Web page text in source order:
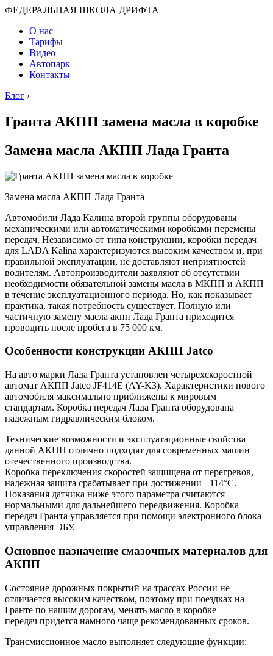
ФЕДЕРАЛЬНАЯ ШКОЛА ДРИФТА
О нас
Тарифы
Видео
Автопарк
Контакты
Блог ›
Гранта АКПП замена масла в коробке
Замена масла АКПП Лада Гранта
Замена масла АКПП Лада Гранта
Автомобили Лада Калина второй группы оборудованы
механическими или автоматическими коробками перемены
передач. Независимо от типа конструкции, коробки передач
для LADA Kalina характеризуются высоким качеством и, при
правильной эксплуатации, не доставляют неприятностей
водителям. Автопроизводители заявляют об отсутствии
необходимости обязательной замены масла в МКПП и АКПП
в течение эксплуатационного периода. Но, как показывает
практика, такая потребность существует. Полную или
частичную замену масла акпп Лада Гранта приходится
проводить после пробега в 75 000 км.
Особенности конструкции АКПП Jatcо
На авто марки Лада Гранта установлен четырехскоростной
автомат АКПП Jatco JF414E (AY-K3). Характеристики нового
автомобиля максимально приближены к мировым
стандартам. Коробка передач Лада Гранта оборудована
надежным гидравлическим блоком.
Технические возможности и эксплуатационные свойства
данной АКПП отлично подходят для современных машин
отечественного производства.
Коробка переключения скоростей защищена от перегревов,
надежная защита срабатывает при достижении +114°С.
Показания датчика ниже этого параметра считаются
нормальными для дальнейшего передвижения. Коробка
передач Гранта управляется при помощи электронного блока
управления ЭБУ.
Основное назначение смазочных материалов для
АКПП
Состояние дорожных покрытий на трассах России не
отличается высоким качеством, поэтому при поездках на
Гранте по нашим дорогам, менять масло в коробке
передач придется намного чаще рекомендованных сроков.
Трансмиссионное масло выполняет следующие функции: